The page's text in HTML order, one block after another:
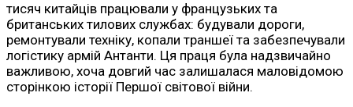
тисяч китайців працювали у французьких та
британських тилових службах: будували дороги,
ремонтували техніку, копали траншеї та забезпечували
логістику армій Антанти. Ця праця була надзвичайно
важливою, хоча довгий час залишалася маловідомою
сторінкою історії Першої світової війни.